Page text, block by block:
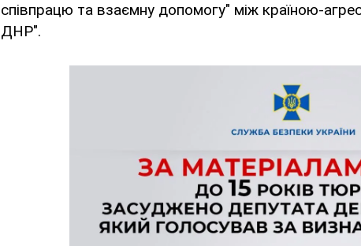
співпрацю та взаємну допомогу" між країною-
ДНР".